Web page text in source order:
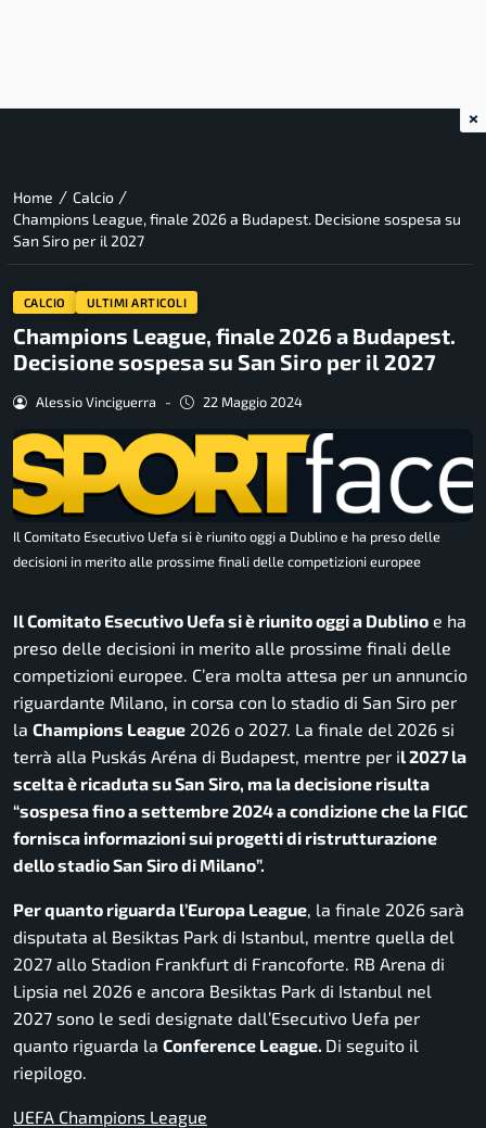
Home / Calcio /
Champions League, finale 2026 a Budapest. Decisione sospesa su
San Siro per il 2027
CALCIO ULTIMI ARTICOLI
Champions League, finale 2026 a Budapest.
Decisione sospesa su San Siro per il 2027
Alessio Vinciguerra - 22 Maggio 2024
Il Comitato Esecutivo Uefa si è riunito oggi a Dublino e ha preso delle
decisioni in merito alle prossime finali delle competizioni europee
Il Comitato Esecutivo Uefa si è riunito oggi a Dublino e ha
preso delle decisioni in merito alle prossime finali delle
competizioni europee. C’era molta attesa per un annuncio
riguardante Milano, in corsa con lo stadio di San Siro per
la Champions League 2026 o 2027. La finale del 2026 si
terrà alla Puskás Aréna di Budapest, mentre per il 2027 la
scelta è ricaduta su San Siro, ma la decisione risulta
“sospesa fino a settembre 2024 a condizione che la FIGC
fornisca informazioni sui progetti di ristrutturazione
dello stadio San Siro di Milano”.
Per quanto riguarda l’Europa League , la finale 2026 sarà
disputata al Besiktas Park di Istanbul, mentre quella del
2027 allo Stadion Frankfurt di Francoforte. RB Arena di
Lipsia nel 2026 e ancora Besiktas Park di Istanbul nel
2027 sono le sedi designate dall’Esecutivo Uefa per
quanto riguarda la Conference League. Di seguito il
riepilogo.
UEFA Champions League
×